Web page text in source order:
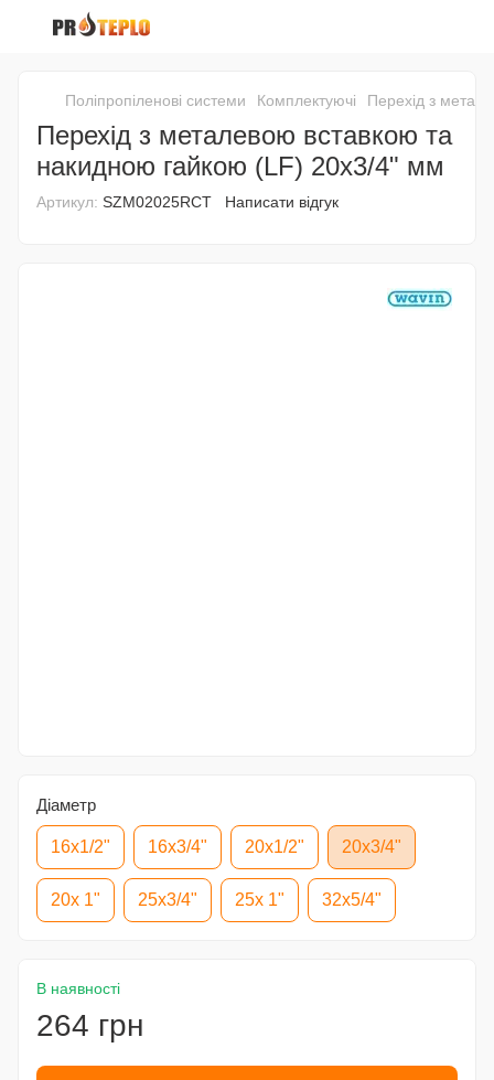
Поліпропіленові системи Комплектуючі Перехід з
Перехід з металевою вставкою та
накидною гайкою (LF) 20x3/4" мм
Артикул: SZM02025RCT Написати відгук
Діаметр
16x1/2" 16x3/4" 20x1/2" 20x3/4"
20x 1" 25x3/4" 25x 1" 32x5/4"
В наявності
264 грн